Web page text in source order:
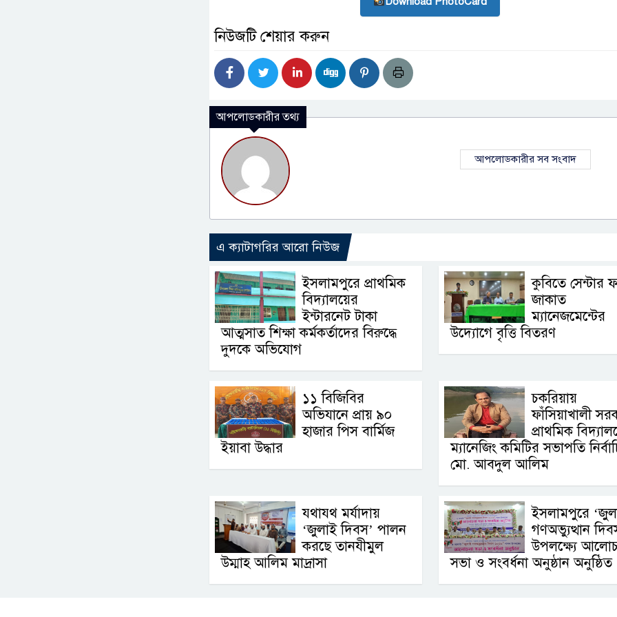
নিউজটি শেয়ার করুন
আপলোডকারীর তথ্য
আপলোডকারীর সব সংবাদ
এ ক্যাটাগরির আরো নিউজ
​ইসলামপুরে প্রাথমিক
বিদ্যালয়ের
ইন্টারনেট টাকা
আত্মসাত শিক্ষা কর্মকর্তাদের বিরুদ্ধে
দুদকে অভিযোগ
কুবিতে সেন্টার
জাকাত
ম্যানেজমেন্টের
উদ্যোগে বৃত্তি বিতরণ
১১ বিজিবির
অভিযানে প্রায় ৯০
হাজার পিস বার্মিজ
ইয়াবা উদ্ধার
চকরিয়ায়
ফাঁসিয়াখালী
প্রাথমিক
ম্যানেজিং কমিটির সভাপতি
মো. আবদুল আলিম
যথাযথ মর্যাদায়
‘জুলাই দিবস’ পালন
করছে তানযীমুল
উম্মাহ আলিম মাদ্রাসা
ইসলামপুরে
গণঅভ্যুত্থান
উপলক্ষ্যে
সভা ও সংবর্ধনা অনুষ্ঠান অনুষ্ঠিত